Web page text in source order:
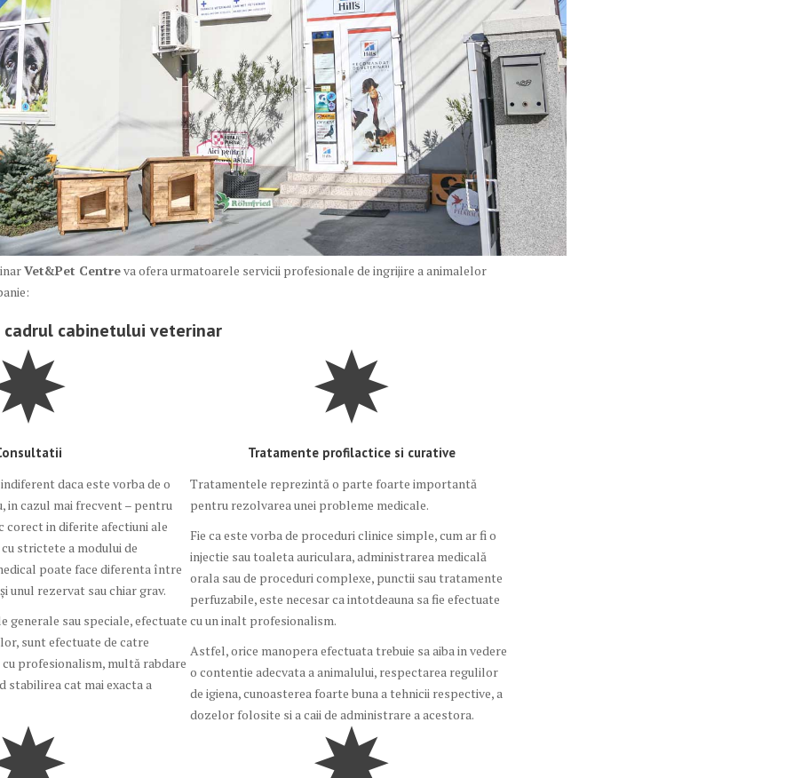
Vet&Pet Centreva ofera urmatoarele servicii profesionale de ingrijire a animalelor
cabinetului veterinar
daca este vorba de o
in cazul mai frecvent – pentru
corect in diferite afectiuni ale
strictete a modului de
poate face diferenta între
unul rezervat sau chiar grav.
generale sau speciale, efectuate
sunt efectuate de catre
profesionalism, multă rabdare
cat mai exacta a
Tratamente profilactice si curative
Tratamentele reprezintă o parte foarte importantă
pentru rezolvarea unei probleme medicale.
Fie ca este vorba de proceduri clinice simple, cum ar fi o
injectie sau toaleta auriculara, administrarea medicală
orala sau de proceduri complexe, punctii sau tratamente
perfuzabile, este necesar ca intotdeauna sa fie efectuate
cu un inalt profesionalism.
Astfel, orice manopera efectuata trebuie sa aiba in vedere
o contentie adecvata a animalului, respectarea regulilor
de igiena, cunoasterea foarte buna a tehnicii respective, a
dozelor folosite si a caii de administrare a acestora.